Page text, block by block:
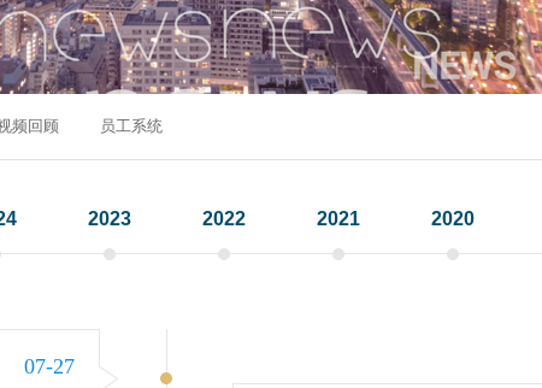
频回顾 员工系统
2023 2022 2021 2020
07-27